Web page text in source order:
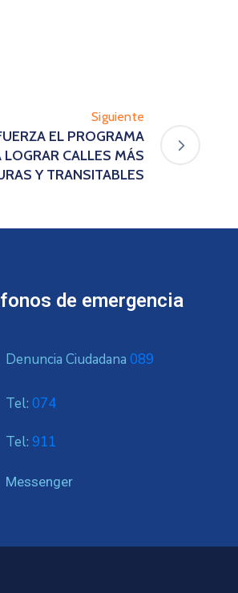
Siguiente
EL PROGRAMA
CALLES MÁS
Y TRANSITABLES
de emergencia
Denuncia Ciudadana 089
Tel: 074
Tel: 911
Messenger